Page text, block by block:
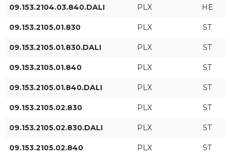
HO
Moc oprawy [W]
Strumień świetlny oprawy
09.153.2104.03.840.DALI PLX HE
09.153.2105.01.830 PLX ST
09.153.2105.01.830.DALI PLX ST
09.153.2105.01.840 PLX ST
09.153.2105.01.840.DALI PLX ST
09.153.2105.02.830 PLX ST
09.153.2105.02.830.DALI PLX ST
09.153.2105.02.840 PLX ST